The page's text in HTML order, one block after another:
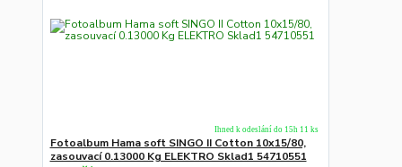
Fotoalbum Hama soft SINGO II Cotton 10x15/80,
zasouvací 0.13000 Kg ELEKTRO Sklad1 54710551
Ihned k odeslání do 15h 11 ks